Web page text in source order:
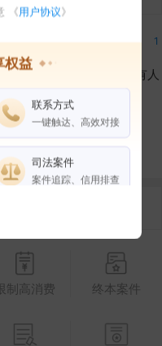
1
在外任职
1
作为受益所有人
3
制高消费 终本案件
《用户协议》
权益
联系方式
一键触达、高效对接
司法案件
案件追踪、信用排查
员 SVIP会员